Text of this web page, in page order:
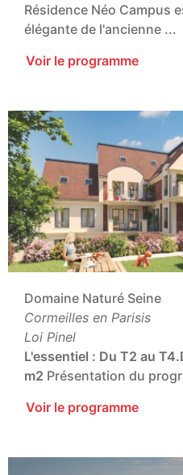
Résidence Néo Campus
élégante de l'ancienne ...
Voir le programme
Domaine Naturé Seine
Cormeilles en Parisis
Loi Pinel
L'essentiel : Du T2 au T4.
m2 Présentation du
Voir le programme